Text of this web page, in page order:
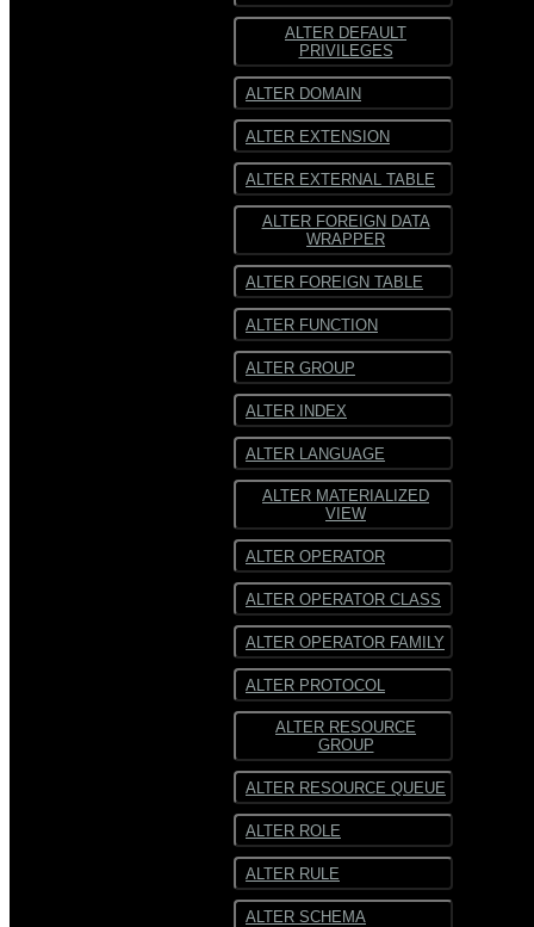
ORC
SequenceFile
Многострочный
Текст
фиксированной
ширины
ALTER DEFAULT
PRIVILEGES
ALTER DOMAIN
ALTER EXTENSION
ALTER EXTERNAL TABLE
ALTER FOREIGN DATA
WRAPPER
ALTER FOREIGN TABLE
ALTER FUNCTION
ALTER GROUP
ALTER INDEX
ALTER LANGUAGE
ALTER MATERIALIZED
VIEW
ALTER OPERATOR
ALTER OPERATOR CLASS
ALTER OPERATOR FAMILY
ALTER PROTOCOL
ALTER RESOURCE
GROUP
ALTER RESOURCE QUEUE
ALTER ROLE
ALTER RULE
ALTER SCHEMA